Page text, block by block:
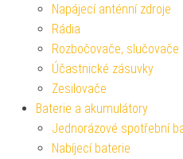
Napájecí anténní zdroje
Rádia
Rozbočovače, slučovače
Účastnické zásuvky
Zesilovače
Baterie a akumulátory
Jednorázové spotřební
Nabíjecí baterie